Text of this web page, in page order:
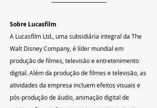
Sobre Lucasfilm
A Lucasfilm Ltd., uma subsidiária integral da The
Walt Disney Company, é líder mundial em
produção de filmes, televisão e entretenimento
digital. Além da produção de filmes e televisão, as
atividades da empresa incluem efeitos visuais e
pós-produção de áudio, animação digital de